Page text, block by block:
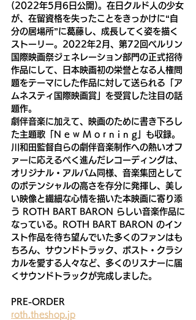
(2022年5月6日公開)。在日クルド人の少女
が、在留資格を失ったことをきっかけに“自
分の居場所”に葛藤し、成長してく姿を描く
ストーリー。2022年2月、第72回ベルリン
国際映画祭ジェネレーション部門の正式招待
作品にして、日本映画初の栄誉となる人権問
題をテーマにした作品に対して送られる「ア
ムネスティ国際映画賞」を受賞した注目の話
題作。
劇伴音楽に加えて、映画のために書き下ろし
た主題歌「N e w M o r n i n g」も収録。
川和田監督自らの劇伴音楽制作への熱いオフ
ァーに応えるべく進んだレコーディングは、
オリジナル・アルバム同様、音楽集団として
のポテンシャルの高さを存分に発揮し、美し
い映像と繊細な心情を描いた本映画に寄り添
う ROTH BART BARON らしい音楽作品に
なっている。ROTH BART BARON のイン
スト作品を待ち望んでいた多くのファンはも
ちろん、サウンドトラック、ポスト・クラシ
カルを愛する人々など、多くのリスナーに届
くサウンドトラックが完成しました。
PRE-ORDER
roth.theshop.jp